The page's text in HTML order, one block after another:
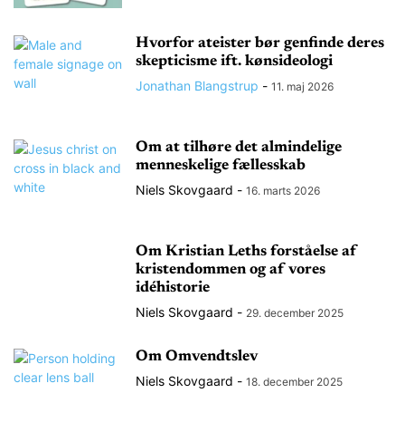
Hvorfor ateister bør genfinde deres
skepticisme ift. kønsideologi
Jonathan Blangstrup - 11. maj 2026
Om at tilhøre det almindelige
menneskelige fællesskab
Niels Skovgaard - 16. marts 2026
Om Kristian Leths forståelse af
kristendommen og af vores
idéhistorie
Niels Skovgaard - 29. december 2025
Om Omvendtslev
Niels Skovgaard - 18. december 2025